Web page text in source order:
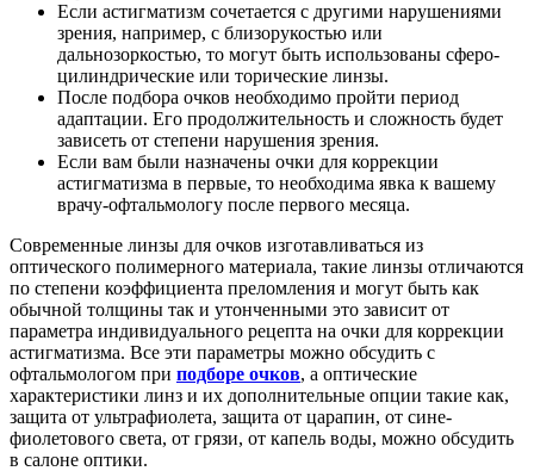
Если астигматизм сочетается с другими нарушениями
зрения, например, с близорукостью или
дальнозоркостью, то могут быть использованы сферо-
цилиндрические или торические линзы.
После подбора очков необходимо пройти период
адаптации. Его продолжительность и сложность будет
зависеть от степени нарушения зрения.
Если вам были назначены очки для коррекции
астигматизма в первые, то необходима явка к вашему
врачу-офтальмологу после первого месяца.
Современные линзы для очков изготавливаться из
оптического полимерного материала, такие линзы отличаются
по степени коэффициента преломления и могут быть как
обычной толщины так и утонченными это зависит от
параметра индивидуального рецепта на очки для коррекции
астигматизма. Все эти параметры можно обсудить с
офтальмологом при подборе очков, а оптические
характеристики линз и их дополнительные опции такие как,
защита от ультрафиолета, защита от царапин, от сине-
фиолетового света, от грязи, от капель воды, можно обсудить
в салоне оптики.